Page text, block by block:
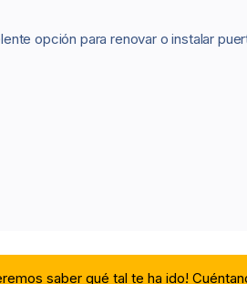
opción para renovar o instalar
saber qué tal te ha ido!